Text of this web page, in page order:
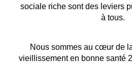
sociale riche sont des leviers
à tous.
Nous sommes au cœur de
vieillissement en bonne santé